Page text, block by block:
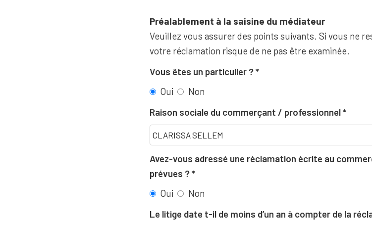
Préalablement à la saisine du médiateur
Veuillez vous assurer des points suivants. Si vous ne
votre réclamation risque de ne pas être examinée.
Vous êtes un particulier ?
Oui
Non
Raison sociale du commerçant / professionnel
Avez-vous adressé une réclamation écrite au
prévues ?
Oui
Non
Le litige date t-il de moins d’un an à compter de la